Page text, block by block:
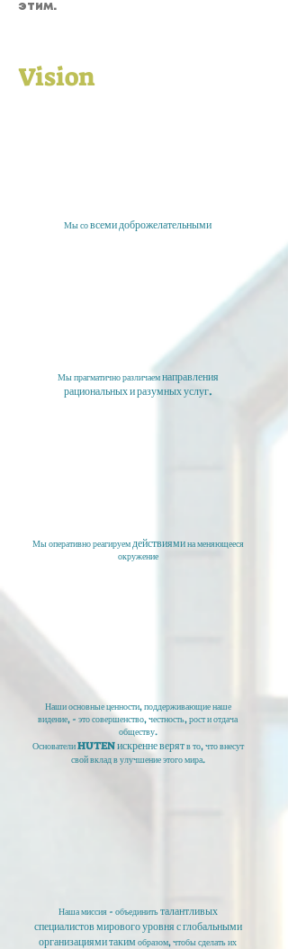
этим.
Vision
Мы совсеми доброжелательными
Мы прагматично различаемнаправления
рациональных и разумных услуг.
Мы оперативно реагируемдействияминаменяющееся
окружение
Наши основные ценности, поддерживающие наше
видение, - это совершенство, честность, рост и отдача
обществу.
ОснователиHUTEN искренне верятв то, что внесут
свой вклад в улучшение этого мира.
Наша миссия - объединитьталантливых
специалистов мирового уровня с глобальными
организациями таким образом, чтобы сделать их